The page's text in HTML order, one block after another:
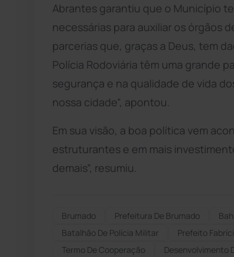
Abrantes garantiu que o Município
necessárias para auxiliar os órgãos
parcerias que, graças a Deus, tem
Polícia Rodoviária têm uma grande
segurança e na qualidade de vida
nossa cidade”, apontou.
Em sua visão, a boa política vem
estruturantes e em mais
demais”, resumiu.
Brumado Prefeitura De Brumado
Batalhão De Polícia Militar
Prefeito
Termo De Cooperação
Desenvolvimento